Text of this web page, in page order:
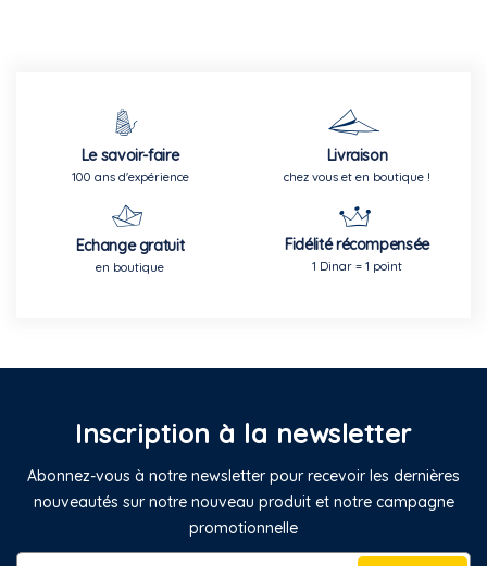
Le savoir-faire
100 ans d'expérience
Livraison
chez vous et en boutique !
Echange gratuit
en boutique
Fidélité récompensée
1 Dinar = 1 point
Inscription à la newsletter
Abonnez-vous à notre newsletter pour recevoir les dernières
nouveautés sur notre nouveau produit et notre campagne
promotionnelle